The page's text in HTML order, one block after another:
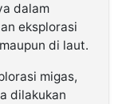
dalam
eksplorasi
di laut.
migas,
dilakukan